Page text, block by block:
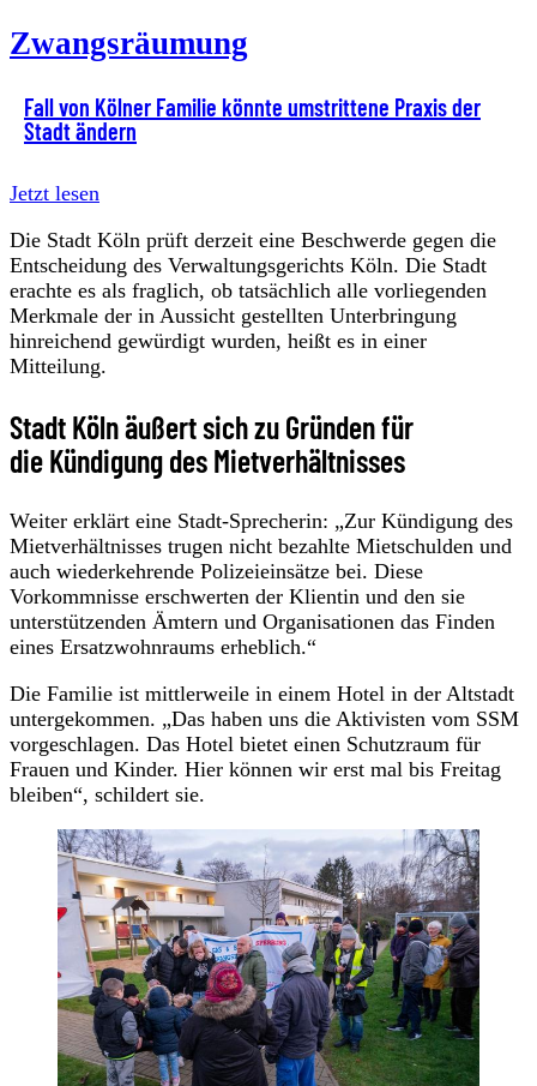
Zwangsräumung
Fall von Kölner Familie könnte umstrittene Praxis der
Stadt ändern
Jetzt lesen
Die Stadt Köln prüft derzeit eine Beschwerde gegen die
Entscheidung des Verwaltungsgerichts Köln. Die Stadt
erachte es als fraglich, ob tatsächlich alle vorliegenden
Merkmale der in Aussicht gestellten Unterbringung
hinreichend gewürdigt wurden, heißt es in einer
Mitteilung.
Stadt Köln äußert sich zu Gründen für
die Kündigung des Mietverhältnisses
Weiter erklärt eine Stadt-Sprecherin: „Zur Kündigung des
Mietverhältnisses trugen nicht bezahlte Mietschulden und
auch wiederkehrende Polizeieinsätze bei. Diese
Vorkommnisse erschwerten der Klientin und den sie
unterstützenden Ämtern und Organisationen das Finden
eines Ersatzwohnraums erheblich.“
Die Familie ist mittlerweile in einem Hotel in der Altstadt
untergekommen. „Das haben uns die Aktivisten vom SSM
vorgeschlagen. Das Hotel bietet einen Schutzraum für
Frauen und Kinder. Hier können wir erst mal bis Freitag
bleiben“, schildert sie.